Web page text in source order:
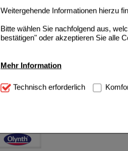
Weitergehende Informationen hierzu
Bitte wählen Sie nachfolgend aus,
bestätigen" oder akzeptieren Sie alle
Mehr Information
Technisch Notwendig: Hierbei
notwendig sind (z.B. Navigation,
Diese Cookies werden
beispielsweise für die
Inhalte anzuzeigen und unser
Technisch erforderlich